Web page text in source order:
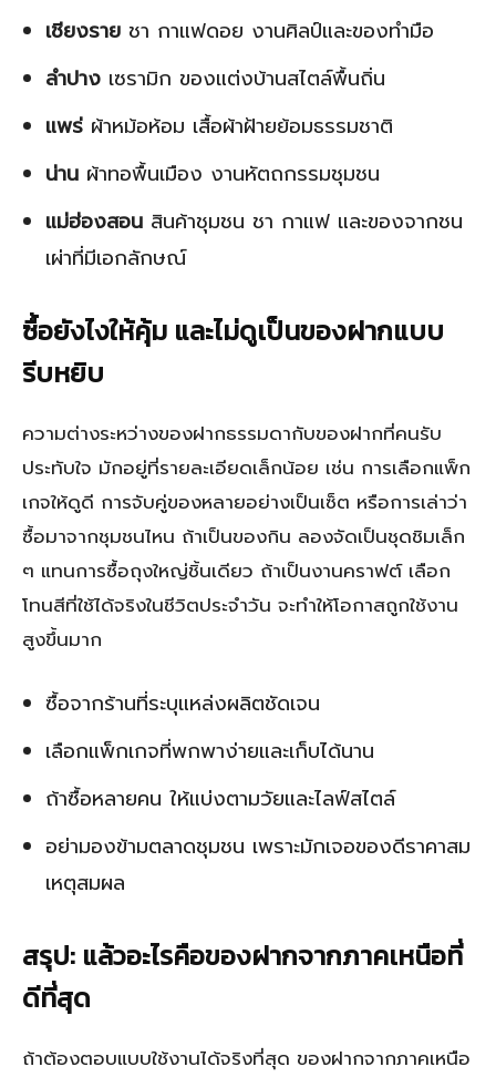
เชียงราย ชา กาแฟดอย งานศิลป์และของทำมือ
ลำปาง เซรามิก ของแต่งบ้านสไตล์พื้นถิ่น
แพร่ ผ้าหม้อห้อม เสื้อผ้าฝ้ายย้อมธรรมชาติ
น่าน ผ้าทอพื้นเมือง งานหัตถกรรมชุมชน
แม่ฮ่องสอน สินค้าชุมชน ชา กาแฟ และของจากชน
เผ่าที่มีเอกลักษณ์
ซื้อยังไงให้คุ้ม และไม่ดูเป็นของฝากแบบ
รีบหยิบ
ความต่างระหว่างของฝากธรรมดากับของฝากที่คนรับ
ประทับใจ มักอยู่ที่รายละเอียดเล็กน้อย เช่น การเลือกแพ็ก
เกจให้ดูดี การจับคู่ของหลายอย่างเป็นเซ็ต หรือการเล่าว่า
ซื้อมาจากชุมชนไหน ถ้าเป็นของกิน ลองจัดเป็นชุดชิมเล็ก
ๆ แทนการซื้อถุงใหญ่ชิ้นเดียว ถ้าเป็นงานคราฟต์ เลือก
โทนสีที่ใช้ได้จริงในชีวิตประจำวัน จะทำให้โอกาสถูกใช้งาน
สูงขึ้นมาก
ซื้อจากร้านที่ระบุแหล่งผลิตชัดเจน
เลือกแพ็กเกจที่พกพาง่ายและเก็บได้นาน
ถ้าซื้อหลายคน ให้แบ่งตามวัยและไลฟ์สไตล์
อย่ามองข้ามตลาดชุมชน เพราะมักเจอของดีราคาสม
เหตุสมผล
สรุป: แล้วอะไรคือของฝากจากภาคเหนือที่
ดีที่สุด
ถ้าต้องตอบแบบใช้งานได้จริงที่สุด ของฝากจากภาคเหนือ